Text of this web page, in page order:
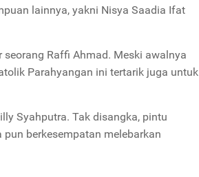
lainnya, yakni Nisya Saadia Ifat
Raffi Ahmad. Meski awalnya
Parahyangan ini tertarik juga untuk
Syahputra. Tak disangka, pintu
berkesempatan melebarkan